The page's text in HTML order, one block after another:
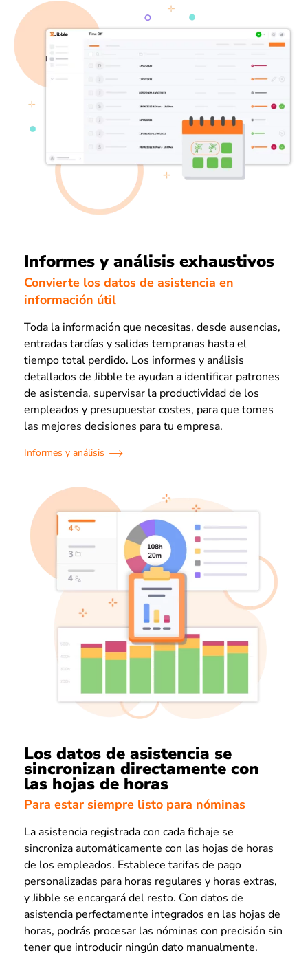
Informes y análisis exhaustivos
Convierte los datos de asistencia en
información útil
Toda la información que necesitas, desde ausencias,
entradas tardías y salidas tempranas hasta el
tiempo total perdido. Los informes y análisis
detallados de Jibble te ayudan a identificar patrones
de asistencia, supervisar la productividad de los
empleados y presupuestar costes, para que tomes
las mejores decisiones para tu empresa.
Informes y análisis
Los datos de asistencia se
sincronizan directamente con
las hojas de horas
Para estar siempre listo para nóminas
La asistencia registrada con cada fichaje se
sincroniza automáticamente con las hojas de horas
de los empleados. Establece tarifas de pago
personalizadas para horas regulares y horas extras,
y Jibble se encargará del resto. Con datos de
asistencia perfectamente integrados en las hojas de
horas, podrás procesar las nóminas con precisión sin
tener que introducir ningún dato manualmente.